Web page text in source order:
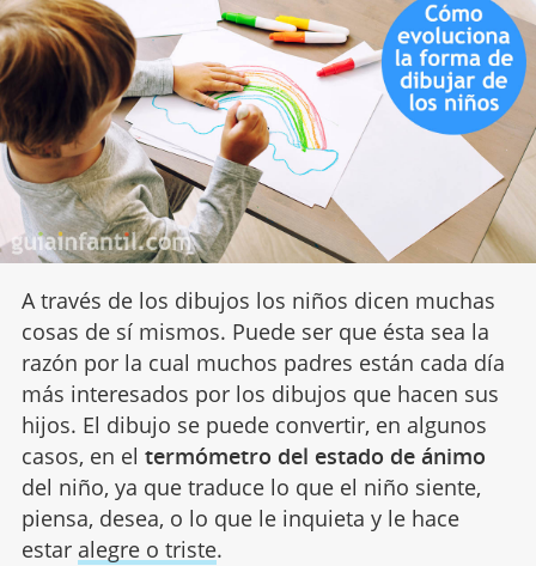
A través de los dibujos los niños dicen muchas
cosas de sí mismos. Puede ser que ésta sea la
razón por la cual muchos padres están cada día
más interesados por los dibujos que hacen sus
hijos. El dibujo se puede convertir, en algunos
casos, en el termómetro del estado de ánimo
del niño, ya que traduce lo que el niño siente,
piensa, desea, o lo que le inquieta y le hace
estar alegre o triste.